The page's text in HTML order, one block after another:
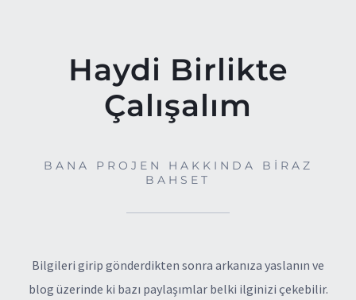
Haydi Birlikte
Çalışalım
BANA PROJEN HAKKINDA BİRAZ
BAHSET
Bilgileri girip gönderdikten sonra arkanıza yaslanın ve
blog üzerinde ki bazı paylaşımlar belki ilginizi çekebilir.